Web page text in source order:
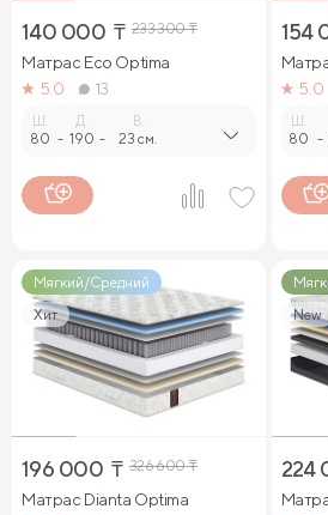
Матрасы 140х190 см Матрасы
Матрасы полутороспальные
Матрасы с 512 пружинами
Гипоаллергенные матрасы
140 000 ₸ 233 300₸
Матрас Eco Optima
5.0
13
80 -
Д.
190 -
В.
23 см.
154
5.0
80 -
Мягкий/Средний
Хит
196 000 ₸ 326 600₸
Матрас Dianta Optima
New
224